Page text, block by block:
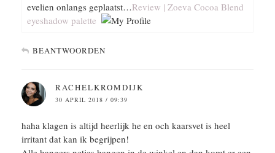
evelien onlangs geplaatst…Review | Zoeva Cocoa Blend
eyeshadow palette
BEANTWOORDEN
RACHELKROMDIJK
30 APRIL 2018 / 09:39
haha klagen is altijd heerlijk he en och kaarsvet is heel
irritant dat kan ik begrijpen!